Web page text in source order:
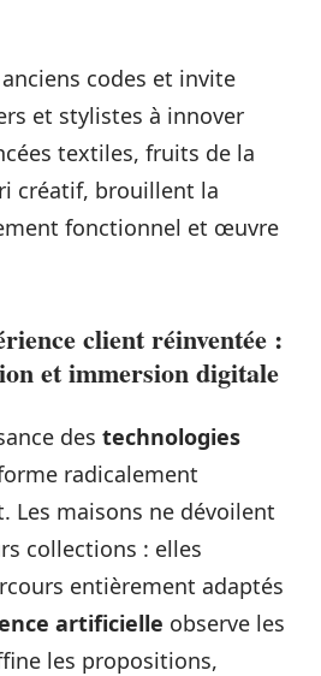
codes et invite
et stylistes à innover
textiles, fruits de la
créatif, brouillent la
fonctionnel et œuvre
client réinventée :
et immersion digitale
des technologies
radicalement
Les maisons ne dévoilent
collections : elles
entièrement adaptés
artificielle observe les
les propositions,